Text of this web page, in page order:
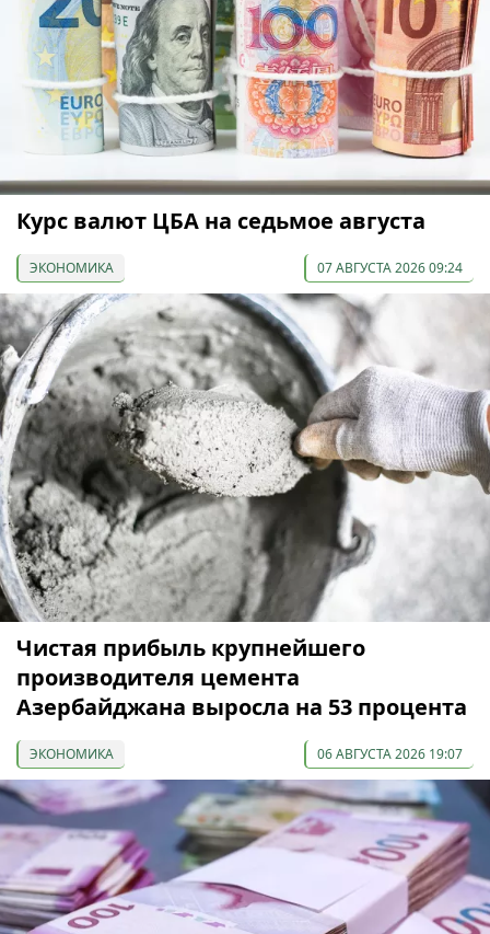
Курс валют ЦБА на седьмое августа
ЭКОНОМИКА 07 АВГУСТА 2026 09:24
Чистая прибыль крупнейшего
производителя цемента
Азербайджана выросла на 53 процента
ЭКОНОМИКА 06 АВГУСТА 2026 19:07